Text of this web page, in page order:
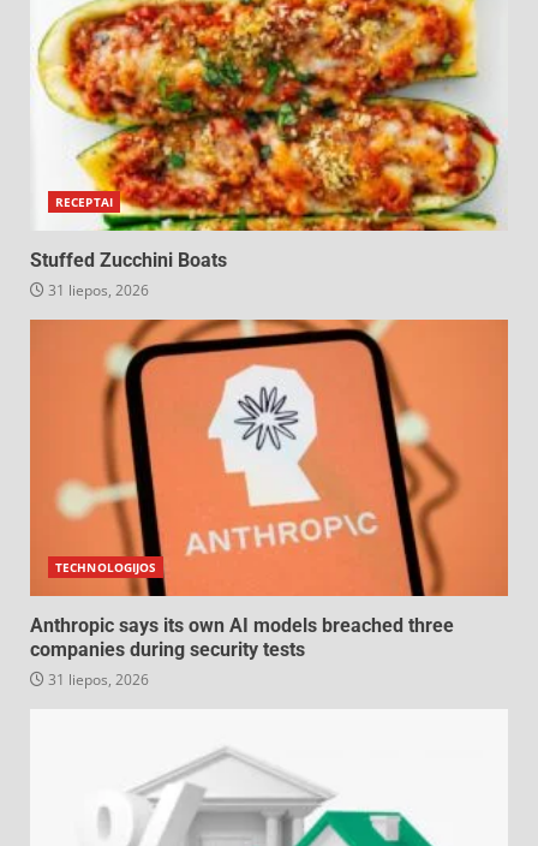
RECEPTAI
Stuffed Zucchini Boats
31 liepos, 2026
TECHNOLOGIJOS
Anthropic says its own AI models breached three
companies during security tests
31 liepos, 2026